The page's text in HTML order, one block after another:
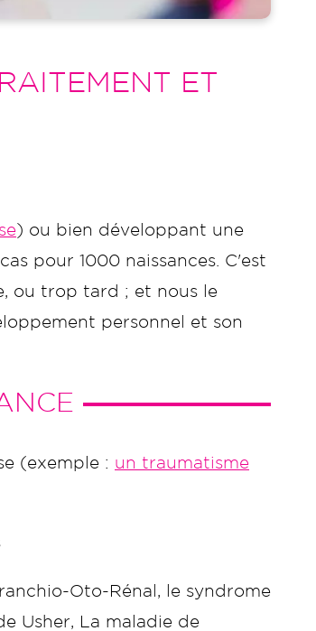
ET
) ou bien développant une
pour 1000 naissances. C'est
ou trop tard ; et nous le
personnel et son
(exemple : un traumatisme
Oto-Rénal, le syndrome
Usher, La maladie de